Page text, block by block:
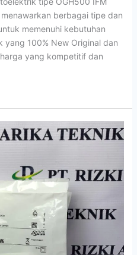
berbagai tipe dan
memenuhi kebutuhan
yang 100% New Original dan
yang kompetitif dan